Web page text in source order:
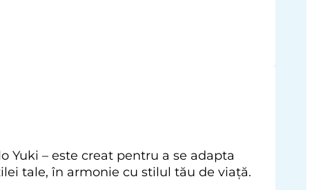
Yuki – este creat pentru a se adapta
tale, în armonie cu stilul tău de viață.